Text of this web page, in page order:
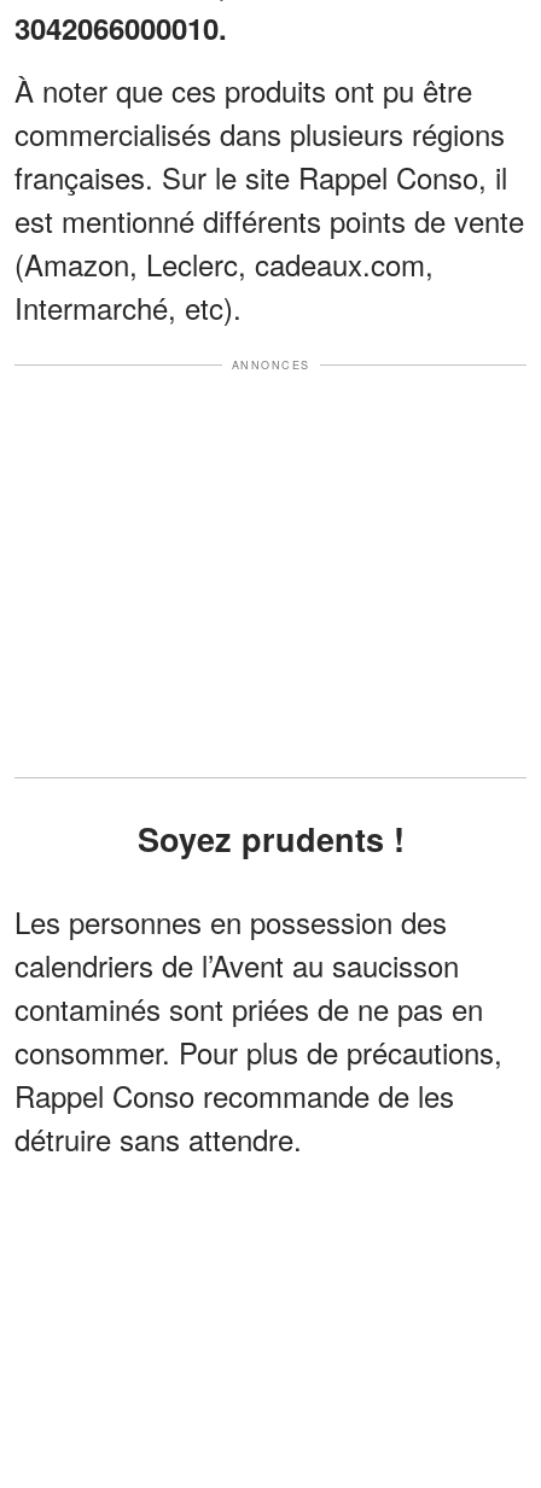
3042066000010.
À noter que ces produits ont pu être
commercialisés dans plusieurs régions
françaises. Sur le site Rappel Conso, il
est mentionné différents points de vente
(Amazon, Leclerc, cadeaux.com,
Intermarché, etc).
ANNONCES
Soyez prudents !
Les personnes en possession des
calendriers de l’Avent au saucisson
contaminés sont priées de ne pas en
consommer. Pour plus de précautions,
Rappel Conso recommande de les
détruire sans attendre.